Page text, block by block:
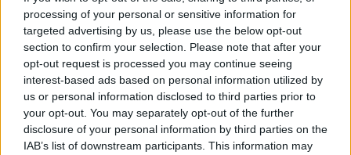
processing of your personal or sensitive information for
targeted advertising by us, please use the below opt-out
section to confirm your selection. Please note that after your
opt-out request is processed you may continue seeing
interest-based ads based on personal information utilized by
us or personal information disclosed to third parties prior to
your opt-out. You may separately opt-out of the further
disclosure of your personal information by third parties on the
IAB’s list of downstream participants. This information may
PSG (4-3-3): Safonov 5.5; Hakimi 7,
Marquinhos 5.5, Pacho 6.5, Nuno Mendes
6.5; Zaire-Emery 5.5 (78' Hernandez s.v.),
Vitinha 7, Joao Neves 6.5; Doué 6.5 (62'
Kvaratskhelia 8.5), Dembelé 7.5 (69' Lee 6),
Barcola 7.5 (78' Mayulu s.v.).